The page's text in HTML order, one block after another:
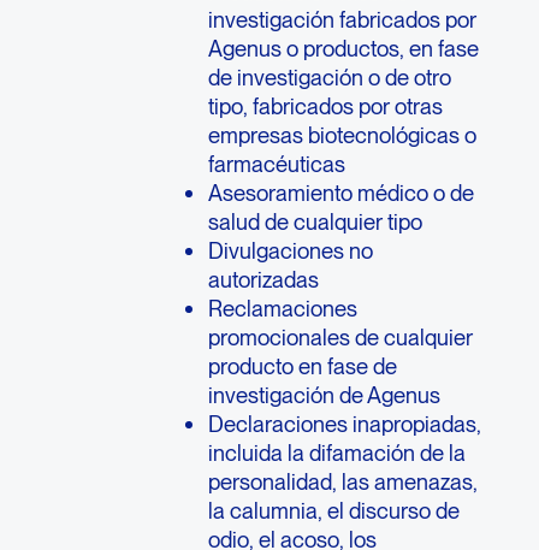
investigación fabricados por
Agenus o productos, en fase
de investigación o de otro
tipo, fabricados por otras
empresas biotecnológicas o
farmacéuticas
Asesoramiento médico o de
salud de cualquier tipo
Divulgaciones no
autorizadas
Reclamaciones
promocionales de cualquier
producto en fase de
investigación de Agenus
Declaraciones inapropiadas,
incluida la difamación de la
personalidad, las amenazas,
la calumnia, el discurso de
odio, el acoso, los